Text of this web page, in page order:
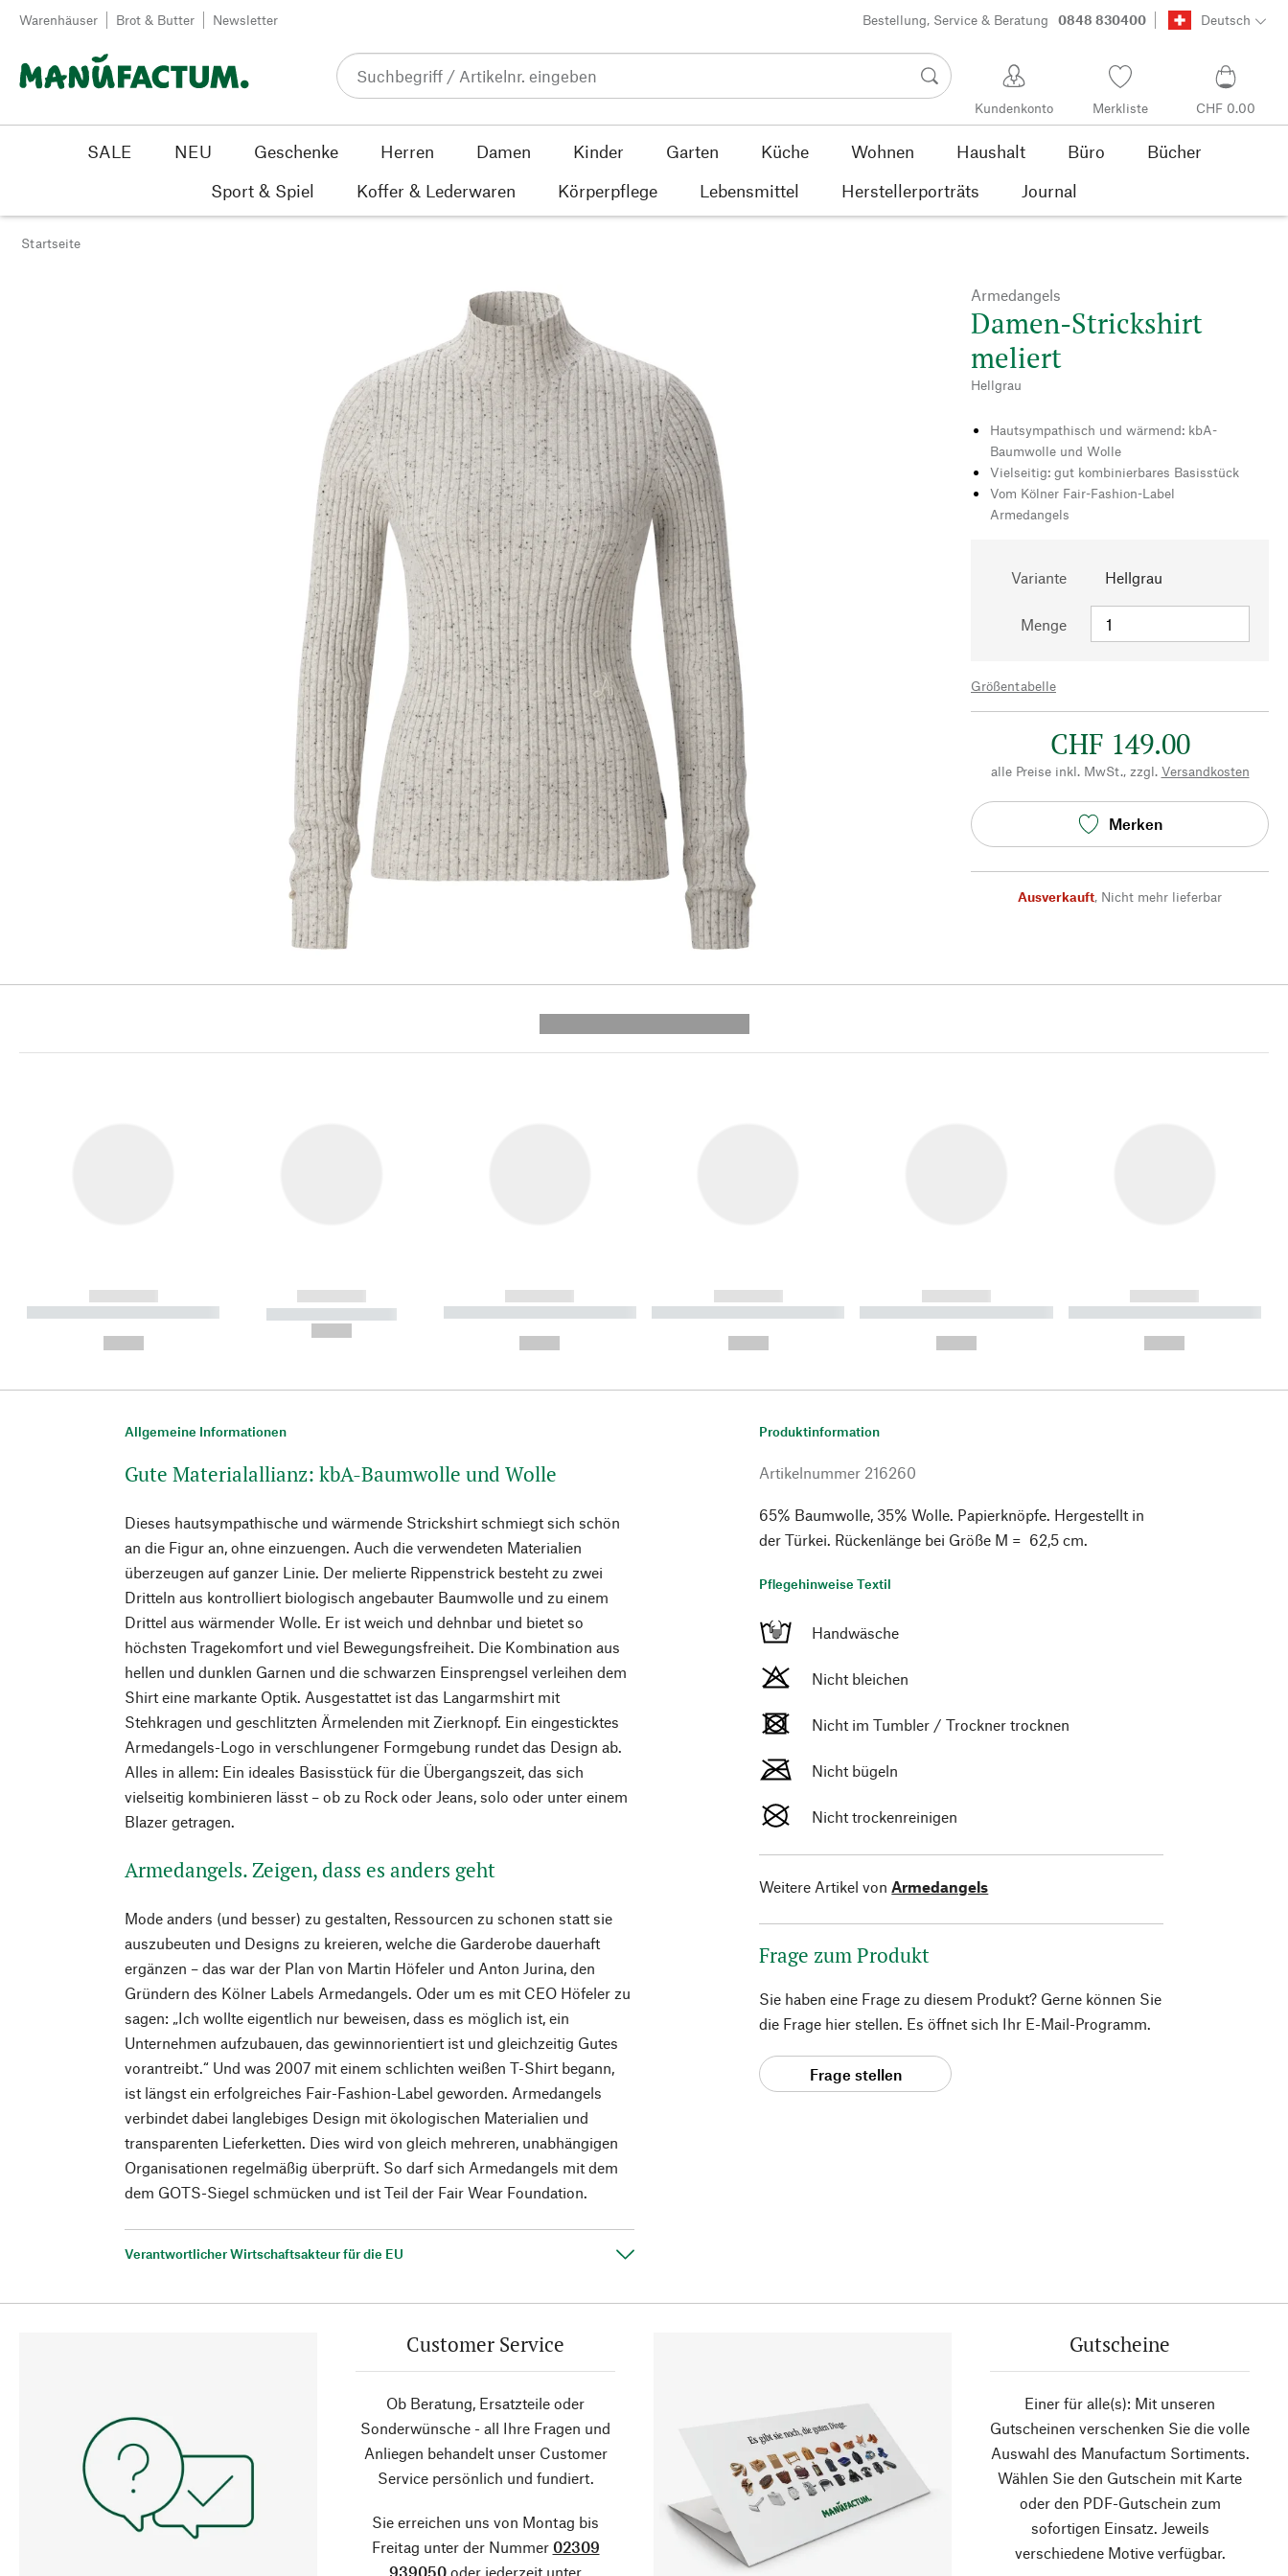
Zum Inhalt springen
Warenhäuser Brot & Butter Newsletter Bestellung, Service & Beratung 0848 830400 Deutsch
Kundenkonto Merkliste CHF 0.00
SALE NEU Geschenke Herren Damen Kinder Garten Küche Wohnen Haushalt Büro
Bücher
Sport & Spiel
Koffer & Lederwaren Körperpflege Lebensmittel Herstellerporträts Journal
Startseite
Armedangels
Damen-Strickshirt
meliert
Hellgrau
Hautsympathisch und wärmend: kbA-
Baumwolle und Wolle
Vielseitig: gut kombinierbares Basisstück
Vom Kölner Fair-Fashion-Label
Armedangels
Variante Hellgrau
Menge
Größentabelle
CHF 149.00
alle Preise inkl. MwSt., zzgl. Versandkosten
Merken
Ausverkauft, Nicht mehr lieferbar
------------
----------- ----------- ----------
------------
----------- -----------
------------
----------- ----------- ----------
------------
----------- ----------- ----------
------------
----------- ----------- ----------
------------
----------- ----------- ----------
Allgemeine Informationen
Gute Materialallianz: kbA-Baumwolle und Wolle
Dieses hautsympathische und wärmende Strickshirt schmiegt sich schön
an die Figur an, ohne einzuengen. Auch die verwendeten Materialien
überzeugen auf ganzer Linie. Der melierte Rippenstrick besteht zu zwei
Dritteln aus kontrolliert biologisch angebauter Baumwolle und zu einem
Drittel aus wärmender Wolle. Er ist weich und dehnbar und bietet so
höchsten Tragekomfort und viel Bewegungsfreiheit. Die Kombination aus
hellen und dunklen Garnen und die schwarzen Einsprengsel verleihen dem
Shirt eine markante Optik. Ausgestattet ist das Langarmshirt mit
Stehkragen und geschlitzten Ärmelenden mit Zierknopf. Ein eingesticktes
Armedangels-Logo in verschlungener Formgebung rundet das Design ab.
Alles in allem: Ein ideales Basisstück für die Übergangszeit, das sich
vielseitig kombinieren lässt – ob zu Rock oder Jeans, solo oder unter einem
Blazer getragen.
Armedangels. Zeigen, dass es anders geht
Mode anders (und besser) zu gestalten, Ressourcen zu schonen statt sie
auszubeuten und Designs zu kreieren, welche die Garderobe dauerhaft
ergänzen – das war der Plan von Martin Höfeler und Anton Jurina, den
Gründern des Kölner Labels Armedangels. Oder um es mit CEO Höfeler zu
sagen: „Ich wollte eigentlich nur beweisen, dass es möglich ist, ein
Unternehmen aufzubauen, das gewinnorientiert ist und gleichzeitig Gutes
vorantreibt.“ Und was 2007 mit einem schlichten weißen T-Shirt begann,
ist längst ein erfolgreiches Fair-Fashion-Label geworden. Armedangels
verbindet dabei langlebiges Design mit ökologischen Materialien und
transparenten Lieferketten. Dies wird von gleich mehreren, unabhängigen
Organisationen regelmäßig überprüft. So darf sich Armedangels mit dem
dem GOTS-Siegel schmücken und ist Teil der Fair Wear Foundation.
Verantwortlicher Wirtschaftsakteur für die EU
Produktinformation
Artikelnummer 216260
65% Baumwolle, 35% Wolle. Papierknöpfe. Hergestellt in
der Türkei. Rückenlänge bei Größe M = 62,5 cm.
Pflegehinweise Textil
Handwäsche
Nicht bleichen
Nicht im Tumbler / Trockner trocknen
Nicht bügeln
Nicht trockenreinigen
Weitere Artikel von Armedangels
Frage zum Produkt
Sie haben eine Frage zu diesem Produkt? Gerne können Sie
die Frage hier stellen. Es öffnet sich Ihr E-Mail-Programm.
Frage stellen
Customer Service
Ob Beratung, Ersatzteile oder
Sonderwünsche - all Ihre Fragen und
Anliegen behandelt unser Customer
Service persönlich und fundiert.
Sie erreichen uns von Montag bis
Freitag unter der Nummer 02309
939050 oder jederzeit unter
Gutscheine
Einer für alle(s): Mit unseren
Gutscheinen verschenken Sie die volle
Auswahl des Manufactum Sortiments.
Wählen Sie den Gutschein mit Karte
oder den PDF-Gutschein zum
sofortigen Einsatz. Jeweils
verschiedene Motive verfügbar.